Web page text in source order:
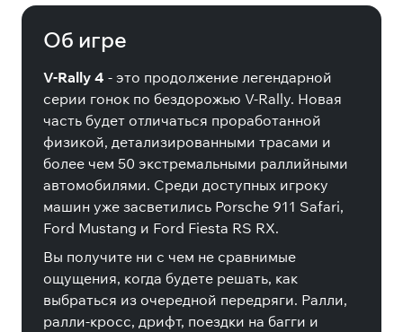
Об игре
V-Rally 4 - это продолжение легендарной
серии гонок по бездорожью V-Rally. Новая
часть будет отличаться проработанной
физикой, детализированными трасами и
более чем 50 экстремальными раллийными
автомобилями. Среди доступных игроку
машин уже засветились Porsche 911 Safari,
Ford Mustang и Ford Fiesta RS RX.
Вы получите ни с чем не сравнимые
ощущения, когда будете решать, как
выбраться из очередной передряги. Ралли,
ралли-кросс, дрифт, поездки на багги и